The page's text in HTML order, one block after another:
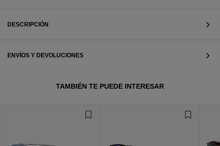
DESCRIPCIÓN
ENVÍOS Y DEVOLUCIONES
TAMBIÉN TE PUEDE INTERESAR